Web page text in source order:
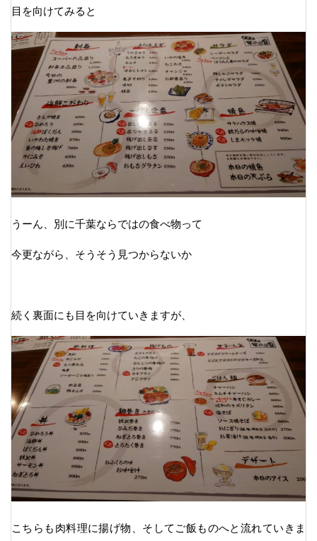
目を向けてみると
うーん、別に千葉ならではの食べ物って
今更ながら、そうそう見つからないか
続く裏面にも目を向けていきますが、
こちらも肉料理に揚げ物、そしてご飯ものへと流れていきま